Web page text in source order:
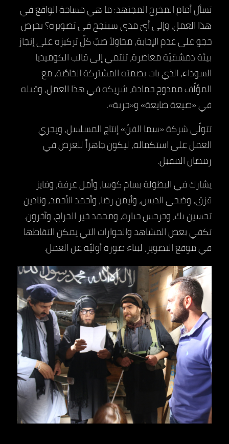
تسأل أمام المخرج المجتهد: ما هي مساحة الواقع في
هذا العمل، وإلى أيّ مدى سينجح في تصويره؟ يحرص
حجو على عدم الإجابة، محاولاً صبّ كلّ تركيزه على إنجاز
بيئة دمشقيّة معاصرة، تنتمي إلى قالب الكوميديا
السوداء، الذي بات بصمته المشتركة الخاصّة، مع
المؤلّف ممدوح حمادة، شريكه في هذا العمل، وقبله
في «ضيعة ضايعة» و«خربة».
تتولّى شركة «سما الفنّ» إنتاج المسلسل، ويجري
العمل على استكماله، ليكون جاهزاً للعرض في
رمضان المقبل.
يشارك في البطولة بسام كوسا، وأمل عرفة، وفايز
قزق، وضحى الدبس، وأيمن رضا، وأحمد الأحمد، ونادين
تحسين بك، وجرجس جبارة، ومحمد خير الجراح، وآخرون.
تكفي بعض المشاهد والحوارات التي يمكن التقاطها
في موقع التصوير، لبناء صورة أوليّة عن العمل.